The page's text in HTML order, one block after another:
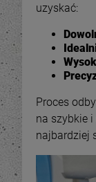
OUTLET -
kostka, kubik
cm - plexi 3
55,78 zł
regularna:
uzyskać:
Proces
na szybkie
najbardziej